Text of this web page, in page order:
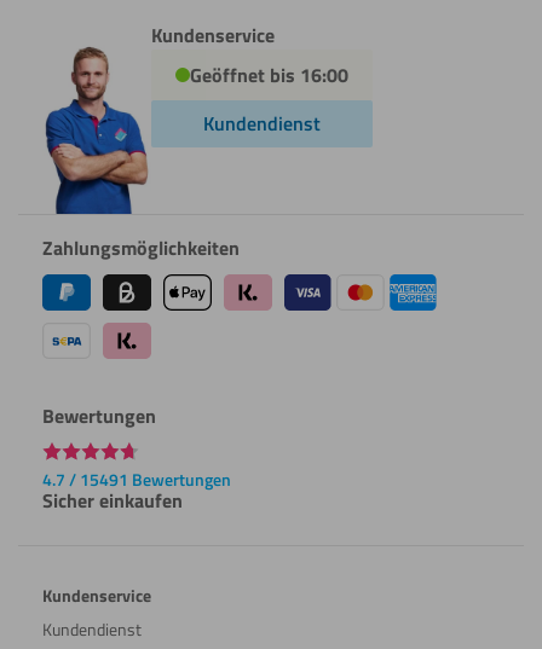
Kundenservice
Geöffnet bis 16:00
Kundendienst
Zahlungsmöglichkeiten
Bewertungen
4.7 / 15491 Bewertungen
Sicher einkaufen
Kundenservice
Kundendienst